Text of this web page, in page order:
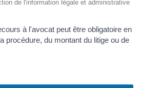
de l'information légale et administrative
à l'avocat peut être obligatoire en
procédure, du montant du litige ou de